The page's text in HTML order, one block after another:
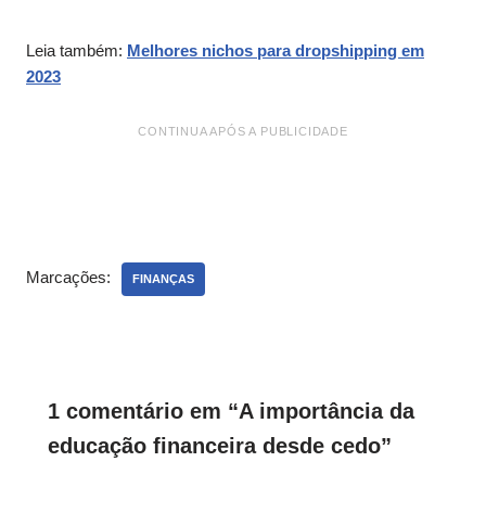
Leia também: Melhores nichos para dropshipping em
2023
CONTINUA APÓS A PUBLICIDADE
Marcações: FINANÇAS
1 comentário em “A importância da
educação financeira desde cedo”